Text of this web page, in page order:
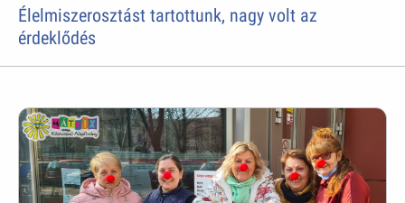
Élelmiszerosztást tartottunk, nagy volt az
érdeklődés